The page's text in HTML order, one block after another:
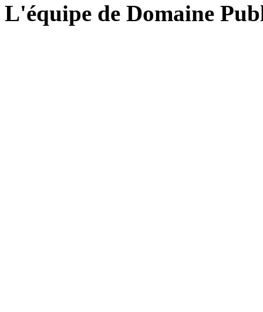
L'équipe de Domaine